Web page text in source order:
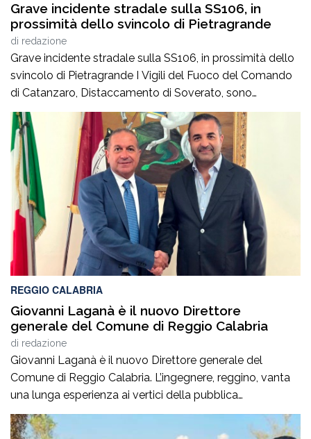
Grave incidente stradale sulla SS106, in
prossimità dello svincolo di Pietragrande
di redazione
Grave incidente stradale sulla SS106, in prossimità dello
svincolo di Pietragrande I Vigili del Fuoco del Comando
di Catanzaro, Distaccamento di Soverato, sono
intervenuti sulla SS106, in prossimità dello svincolo per la
località Pietragrande, per un grave incidente stradale che
ha coinvolto una Fiat Panda, un’Audi e una
motocicletta.Nel sinistro ha perso la vita il […]
REGGIO CALABRIA
Giovanni Laganà è il nuovo Direttore
generale del Comune di Reggio Calabria
di redazione
Giovanni Laganà è il nuovo Direttore generale del
Comune di Reggio Calabria. L’ingegnere, reggino, vanta
una lunga esperienza ai vertici della pubblica
amministrazione e della gestione delle infrastrutture in
Calabria ed in Sicilia. È stato Vice Direttore regionale